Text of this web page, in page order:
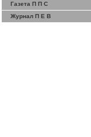
Газета П П С
Журнал П Е В